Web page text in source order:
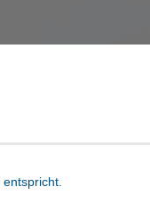
entspricht.